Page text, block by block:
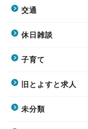
交通
休日雑談
子育て
旧とよすと求人
未分類